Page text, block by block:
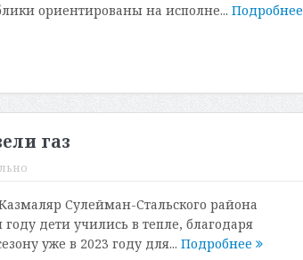
ориентированы на исполне... Подробнее
газ
Сулейман-Стальского района
дети учились в тепле, благодаря
уже в 2023 году для... Подробнее